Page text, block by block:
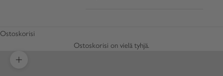
Ostoskorisi
Ostoskorisi on vielä tyhjä.
Lähennä